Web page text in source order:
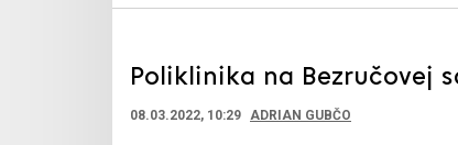
Poliklinika na Bezručovej
08.03.2022, 10:29 ADRIAN GUBČO